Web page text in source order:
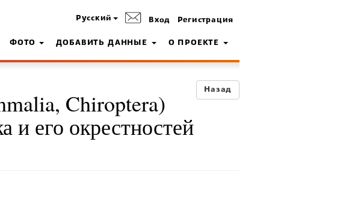
Русский Вход Регистрация
ФОТО ДОБАВИТЬ ДАННЫЕ О ПРОЕКТЕ
Назад
Chiroptera)
и его окрестностей